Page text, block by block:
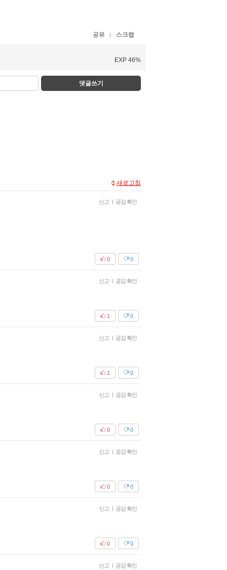
공유 스크랩
EXP 46%
댓글쓰기
새로고침
신고 | 공감 확인
0
0
신고 | 공감 확인
0
1
신고 | 공감 확인
0
1
신고 | 공감 확인
0
0
신고 | 공감 확인
0
0
신고 | 공감 확인
0
0
신고 | 공감 확인